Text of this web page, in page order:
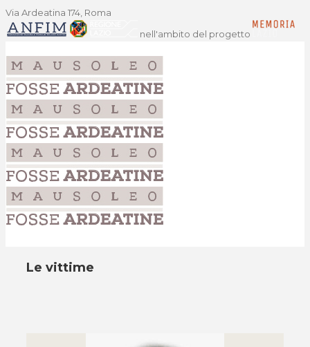
Via Ardeatina 174, Roma
nell'ambito del progetto
Le vittime